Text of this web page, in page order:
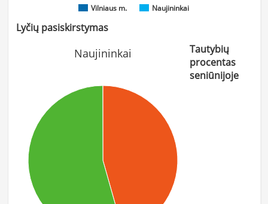
Vilniaus m. Naujininkai
Lyčių pasiskirstymas
Naujininkai
Tautybių
procentas
seniūnijoje